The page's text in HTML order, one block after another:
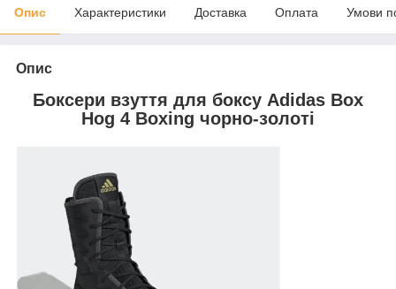
Опис Характеристики Доставка Оплата Умови
Опис
Боксери взуття для боксу Adidas Box
Hog 4 Boxing чорно-золоті